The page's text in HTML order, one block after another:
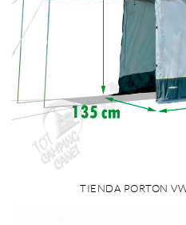
TIENDA PORTON